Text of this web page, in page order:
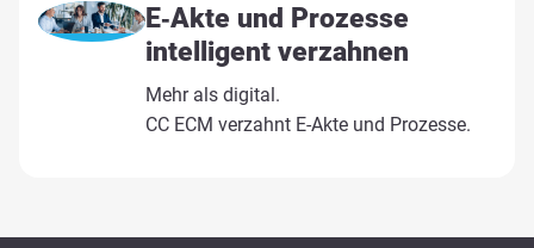
E‑Akte und Prozesse
intelligent verzahnen
Mehr als digital.
CC ECM verzahnt E-Akte und Prozesse.